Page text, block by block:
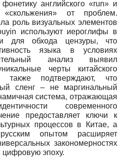
английского «run» и
от проблем.
роль визуальных элементов
используют иероглифы в
для обхода цензуры, что
языка в условиях
анализ выявил
черты китайского
также подтверждают, что
сленг – не маргинальный
система, отражающая
современного
предоставляет ключи к
процессов в Китае, а
опытом расширяет
закономерностях
эпоху.